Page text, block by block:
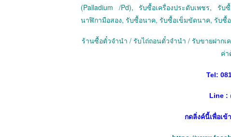
(Palladium /Pd), รับซื้อเครื่องประดับเพชร, รั
นาฬิกามือสอง, รับซื้อนาค, รับซื้อเข็มขัดนาค, รับซื้
ร้านซื้อตั๋วจำนำ / รับไถ่ถอนตั๋วจำนำ / รับขายฝาก
ค่า
Tel:
Line :
กดลิ่งค์นี้เพื่อเ